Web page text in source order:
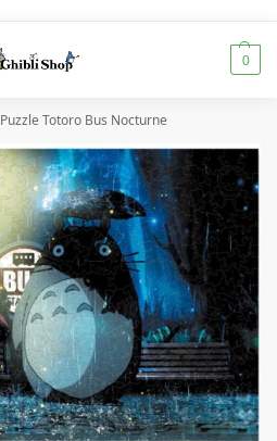
0
Puzzle Totoro Bus Nocturne